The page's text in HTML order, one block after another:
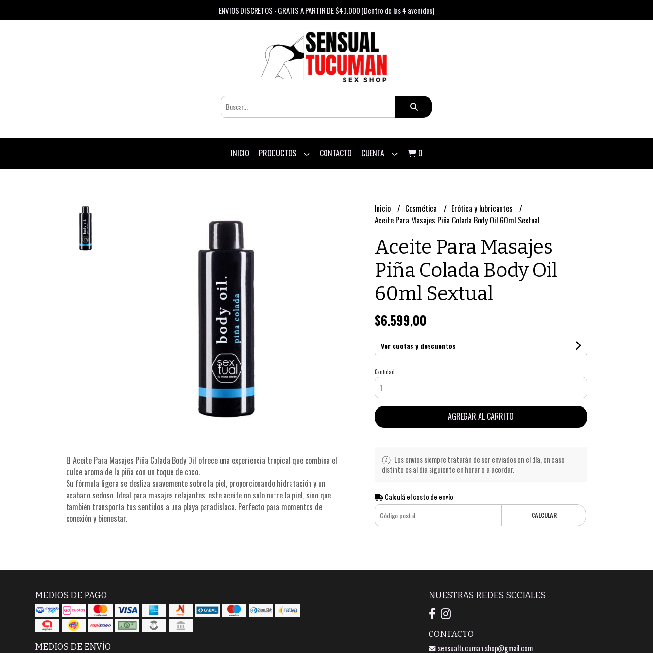
ENVIOS DISCRETOS - GRATIS A PARTIR DE $40.000 (Dentro de las 4 avenidas)
INICIO PRODUCTOS CONTACTO CUENTA 0
El Aceite Para Masajes Piña Colada Body Oil ofrece una experiencia tropical que combina el
dulce aroma de la piña con un toque de coco.
Su fórmula ligera se desliza suavemente sobre la piel, proporcionando hidratación y un
acabado sedoso. Ideal para masajes relajantes, este aceite no solo nutre la piel, sino que
también transporta tus sentidos a una playa paradisíaca. Perfecto para momentos de
conexión y bienestar.
Inicio Cosmética
Erótica y lubricantes
Aceite Para Masajes Piña Colada Body Oil 60ml Sextual
Aceite Para Masajes
Piña Colada Body Oil
60ml Sextual
$6.599,00
Ver cuotas y descuentos
Cantidad
AGREGAR AL CARRITO
Los envíos siempre tratarán de ser enviados en el día, en caso
distinto es al día siguiente en horario a acordar.
Calculá el costo de envío
CALCULAR
MEDIOS DE PAGO
MEDIOS DE ENVÍO
NUESTRAS REDES SOCIALES
CONTACTO
sensualtucuman.shop@gmail.com